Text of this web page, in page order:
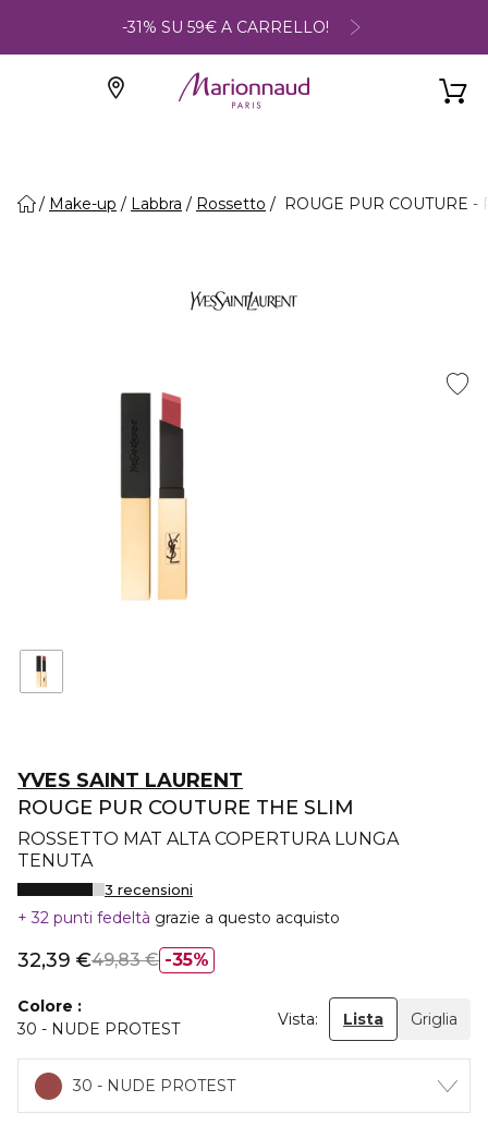
-31% SU 59€ A CARRELLO!
Make-up Labbra Rossetto ROUGE PUR COUTURE -
YVES SAINT LAURENT
ROUGE PUR COUTURE THE SLIM
ROSSETTO MAT ALTA COPERTURA LUNGA
TENUTA
3 recensioni
32 punti fedeltà grazie a questo acquisto
35%
32,39 €49,83 €
Colore
30 - NUDE PROTEST
Vista: Lista Griglia
30 - NUDE PROTEST